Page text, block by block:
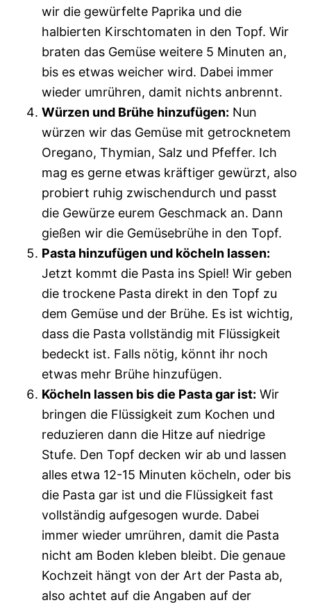
wir die gewürfelte Paprika und die
halbierten Kirschtomaten in den Topf. Wir
braten das Gemüse weitere 5 Minuten an,
bis es etwas weicher wird. Dabei immer
wieder umrühren, damit nichts anbrennt.
Würzen und Brühe hinzufügen: Nun
würzen wir das Gemüse mit getrocknetem
Oregano, Thymian, Salz und Pfeffer. Ich
mag es gerne etwas kräftiger gewürzt, also
probiert ruhig zwischendurch und passt
die Gewürze eurem Geschmack an. Dann
gießen wir die Gemüsebrühe in den Topf.
Pasta hinzufügen und köcheln lassen:
Jetzt kommt die Pasta ins Spiel! Wir geben
die trockene Pasta direkt in den Topf zu
dem Gemüse und der Brühe. Es ist wichtig,
dass die Pasta vollständig mit Flüssigkeit
bedeckt ist. Falls nötig, könnt ihr noch
etwas mehr Brühe hinzufügen.
Köcheln lassen bis die Pasta gar ist: Wir
bringen die Flüssigkeit zum Kochen und
reduzieren dann die Hitze auf niedrige
Stufe. Den Topf decken wir ab und lassen
alles etwa 12-15 Minuten köcheln, oder bis
die Pasta gar ist und die Flüssigkeit fast
vollständig aufgesogen wurde. Dabei
immer wieder umrühren, damit die Pasta
nicht am Boden kleben bleibt. Die genaue
Kochzeit hängt von der Art der Pasta ab,
also achtet auf die Angaben auf der